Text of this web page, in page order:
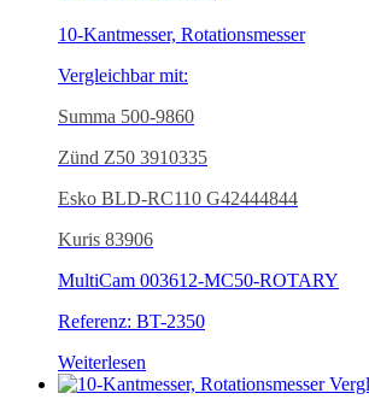
10-Kantmesser, Rotationsmesser
Vergleichbar mit:
Summa 500-9860
Zünd Z50 3910335
Esko BLD-RC110 G42444844
Kuris 83906
MultiCam 003612-MC50-ROTARY
Referenz: BT-2350
Weiterlesen